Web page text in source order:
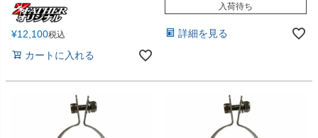
¥12,100税込
カートに入れる
入荷待ち
詳細を見る